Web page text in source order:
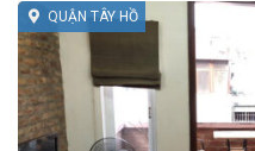
QUẬN TÂY HỒ